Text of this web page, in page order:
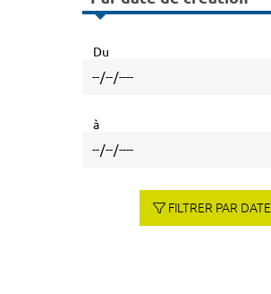
Du
à
FILTRER PAR DATE